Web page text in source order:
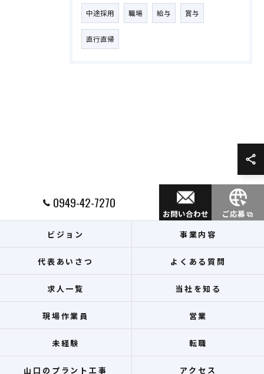
中途採用 職場 給与 賞与
直行直帰
0949-42-7270
お問い合わせ ご応募
ビジョン 事業内容
代表あいさつ よくある質問
求人一覧 当社を知る
現場作業員 営業
未経験 転職
山口のプラント工事 アクセス